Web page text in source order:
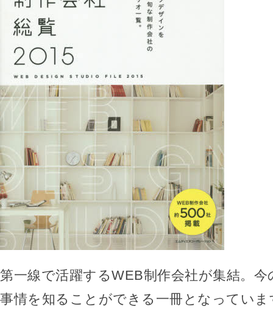
第一線で活躍するWEB制作会社が集結。今
事情を知ることができる一冊となっていま